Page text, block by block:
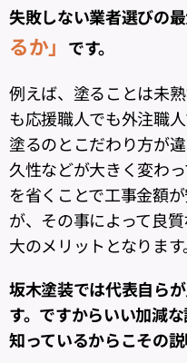
失敗しない業者選びの最
るか」 です。
例えば、塗ることは未
も応援職人でも外注職
塗るのとこだわり方が
久性などが大きく変わ
を省くことで工事金額
が、その事によって良
大のメリットとなります
坂木塗装では代表自ら
す。ですからいい加減
知っているからこその説